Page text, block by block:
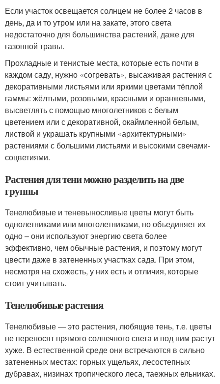
Если участок освещается солнцем не более 2 часов в
день, да и то утром или на закате, этого света
недостаточно для большинства растений, даже для
газонной травы.
Прохладные и тенистые места, которые есть почти в
каждом саду, нужно «согревать», высаживая растения с
декоративными листьями или яркими цветами тёплой
гаммы: жёлтыми, розовыми, красными и оранжевыми,
высветлять с помощью многолетников с белым
цветением или с декоративной, окаймленной белым,
листвой и украшать крупными «архитектурными»
растениями с большими листьями и высокими свечами-
соцветиями.
Растения для тени можно разделить на две
группы
Тенелюбивые и теневыносливые цветы могут быть
однолетниками или многолетниками, но объединяет их
одно – они используют энергию света более
эффективно, чем обычные растения, и поэтому могут
цвести даже в затененных участках сада. При этом,
несмотря на схожесть, у них есть и отличия, которые
стоит учитывать.
Тенелюбивые растения
Тенелюбивые — это растения, любящие тень, т.е. цветы
не переносят прямого солнечного света и под ним растут
хуже. В естественной среде они встречаются в сильно
затененных местах: горных ущельях, лесостепных
дубравах, низинах тропического леса, таежных ельниках.